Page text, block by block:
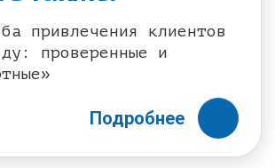
привлечения клиентов
проверенные и
Подробнее